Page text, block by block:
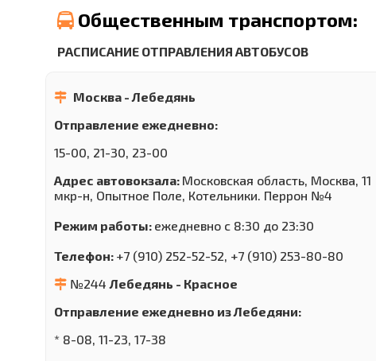
Общественным транспортом:
РАСПИСАНИЕ ОТПРАВЛЕНИЯ АВТОБУСОВ
Москва - Лебедянь
Отправление ежедневно:
15-00, 21-30, 23-00
Адрес автовокзала: Московская область, Москва, 11
мкр-н, Опытное Поле, Котельники. Перрон №4
Режим работы: ежедневно с 8:30 до 23:30
Телефон: +7 (910) 252-52-52, +7 (910) 253-80-80
№244Лебедянь - Красное
Отправление ежедневно из Лебедяни:
* 8-08, 11-23, 17-38